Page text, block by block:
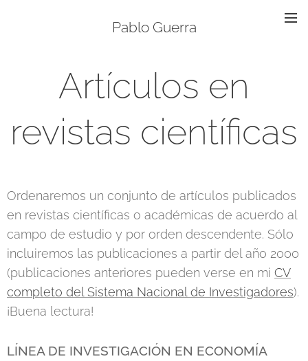
Pablo Guerra
Artículos en
revistas científicas
Ordenaremos un conjunto de artículos publicados
en revistas científicas o académicas de acuerdo al
campo de estudio y por orden descendente. Sólo
incluiremos las publicaciones a partir del año 2000
(publicaciones anteriores pueden verse en mi CV
completo del Sistema Nacional de Investigadores).
¡Buena lectura!
LÍNEA DE INVESTIGACIÓN EN ECONOMÍA